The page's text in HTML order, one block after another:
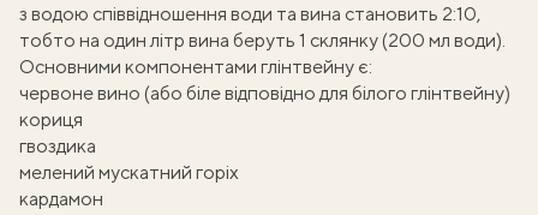
з водою співвідношення води та вина становить 2:10,
тобто на один літр вина беруть 1 склянку (200 мл води).
Основними компонентами глінтвейну є:
червоне вино (або біле відповідно для білого глінтвейну)
кориця
гвоздика
мелений мускатний горіх
кардамон